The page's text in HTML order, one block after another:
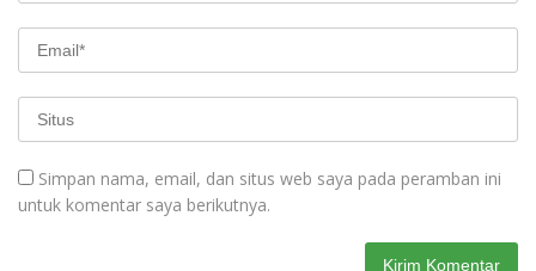
Simpan nama, email, dan situs web saya pada peramban ini
untuk komentar saya berikutnya.